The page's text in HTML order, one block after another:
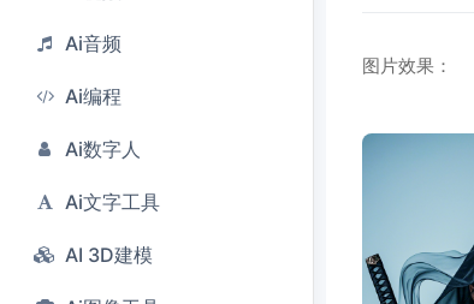
Ai音频
Ai编程
Ai数字人
Ai文字工具
AI 3D建模
图片效果：